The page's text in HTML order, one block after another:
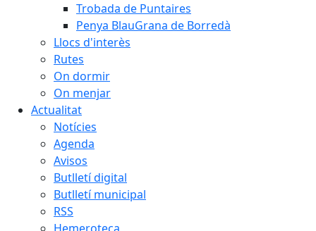
Trobada de Puntaires
Penya BlauGrana de Borredà
Llocs d'interès
Rutes
On dormir
On menjar
Actualitat
Notícies
Agenda
Avisos
Butlletí digital
Butlletí municipal
RSS